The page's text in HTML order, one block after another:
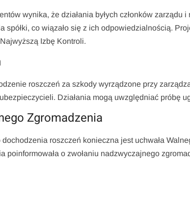
wynika, że działania byłych członków zarządu
spółki, co wiązało się z ich odpowiedzialnością.
Izbę Kontroli.
roszczeń za szkody wyrządzone przy
Działania mogą uwzględniać próbę
Zgromadzenia
roszczeń konieczna jest uchwała
poinformowała o zwołaniu nadzwyczajnego